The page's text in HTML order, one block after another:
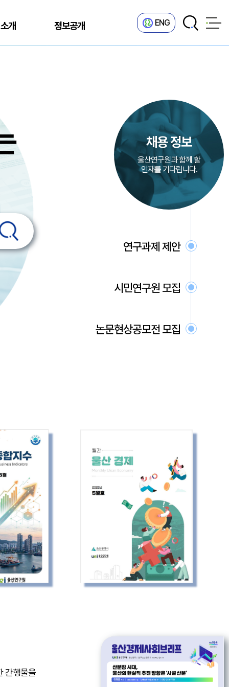
개 정보공개 ENG
채용 정보
울산연구원과 함께 할
인재를 기다립니다.
연구과제 제안
시민연구원 모집
논문현상공모전 모집
간행물을